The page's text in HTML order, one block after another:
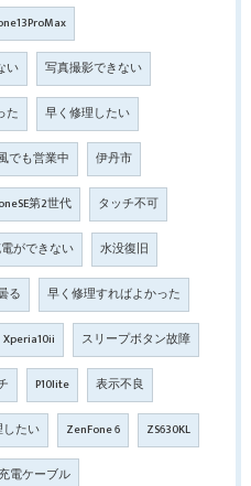
い 写真撮影できない
た 早く修理したい
でも営業中 伊丹市
第2世代 タッチ不可
ができない 水没復旧
る 早く修理すればよかった
Xperia10ii スリープボタン故障
P10lite 表示不良
たい ZenFone 6 ZS630KL
電ケーブル